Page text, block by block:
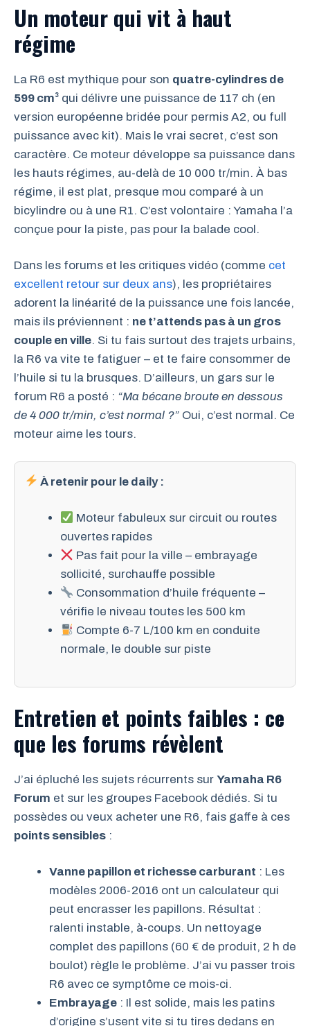
Un moteur qui vit à haut
régime
La R6 est mythique pour son quatre-cylindres de
599 cm³ qui délivre une puissance de 117 ch (en
version européenne bridée pour permis A2, ou full
puissance avec kit). Mais le vrai secret, c’est son
caractère. Ce moteur développe sa puissance dans
les hauts régimes, au-delà de 10 000 tr/min. À bas
régime, il est plat, presque mou comparé à un
bicylindre ou à une R1. C’est volontaire : Yamaha l’a
conçue pour la piste, pas pour la balade cool.
Dans les forums et les critiques vidéo (comme cet
excellent retour sur deux ans), les propriétaires
adorent la linéarité de la puissance une fois lancée,
mais ils préviennent : ne t’attends pas à un gros
couple en ville. Si tu fais surtout des trajets urbains,
la R6 va vite te fatiguer – et te faire consommer de
l’huile si tu la brusques. D’ailleurs, un gars sur le
forum R6 a posté : “Ma bécane broute en dessous
de 4 000 tr/min, c’est normal ?” Oui, c’est normal. Ce
moteur aime les tours.
À retenir pour le daily :
Moteur fabuleux sur circuit ou routes
ouvertes rapides
Pas fait pour la ville – embrayage
sollicité, surchauffe possible
Consommation d’huile fréquente –
vérifie le niveau toutes les 500 km
Compte 6-7 L/100 km en conduite
normale, le double sur piste
Entretien et points faibles : ce
que les forums révèlent
J’ai épluché les sujets récurrents sur Yamaha R6
Forum et sur les groupes Facebook dédiés. Si tu
possèdes ou veux acheter une R6, fais gaffe à ces
points sensibles :
Vanne papillon et richesse carburant : Les
modèles 2006-2016 ont un calculateur qui
peut encrasser les papillons. Résultat :
ralenti instable, à-coups. Un nettoyage
complet des papillons (60 € de produit, 2 h de
boulot) règle le problème. J’ai vu passer trois
R6 avec ce symptôme ce mois-ci.
Embrayage : Il est solide, mais les patins
d’origine s’usent vite si tu tires dedans en